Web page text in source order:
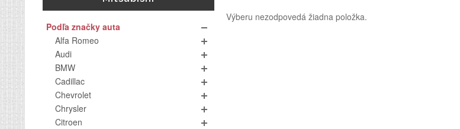
Výberu nezodpovedá žiadna položka.
Podľa značky auta
Alfa Romeo
Audi
BMW
Cadillac
Chevrolet
Chrysler
Citroen